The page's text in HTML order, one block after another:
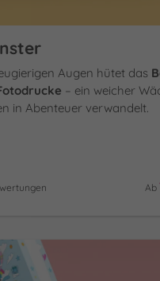
Augen hütet das
– ein weicher
in Abenteuer verwandelt.
Ab